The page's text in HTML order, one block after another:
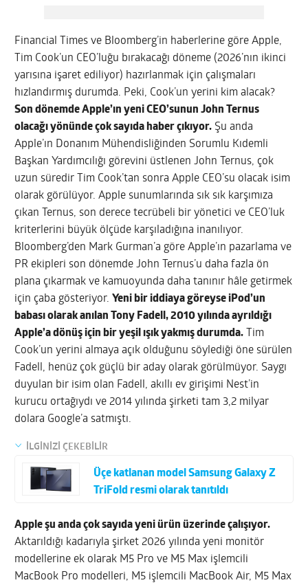
Financial Times ve Bloomberg’in haberlerine göre Apple,
Tim Cook’un CEO’luğu bırakacağı döneme (2026’nın ikinci
yarısına işaret ediliyor) hazırlanmak için çalışmaları
hızlandırmış durumda. Peki, Cook’un yerini kim alacak?
Son dönemde Apple’ın yeni CEO’sunun John Ternus
olacağı yönünde çok sayıda haber çıkıyor. Şu anda
Apple’ın Donanım Mühendisliğinden Sorumlu Kıdemli
Başkan Yardımcılığı görevini üstlenen John Ternus, çok
uzun süredir Tim Cook’tan sonra Apple CEO’su olacak isim
olarak görülüyor. Apple sunumlarında sık sık karşımıza
çıkan Ternus, son derece tecrübeli bir yönetici ve CEO’luk
kriterlerini büyük ölçüde karşıladığına inanılıyor.
Bloomberg’den Mark Gurman’a göre Apple’ın pazarlama ve
PR ekipleri son dönemde John Ternus’u daha fazla ön
plana çıkarmak ve kamuoyunda daha tanınır hâle getirmek
için çaba gösteriyor. Yeni bir iddiaya göreyse iPod’un
babası olarak anılan Tony Fadell, 2010 yılında ayrıldığı
Apple’a dönüş için bir yeşil ışık yakmış durumda. Tim
Cook’un yerini almaya açık olduğunu söylediği öne sürülen
Fadell, henüz çok güçlü bir aday olarak görülmüyor. Saygı
duyulan bir isim olan Fadell, akıllı ev girişimi Nest’in
kurucu ortağıydı ve 2014 yılında şirketi tam 3,2 milyar
dolara Google’a satmıştı.
İLGİNİZİ ÇEKEBİLİR
Üçe katlanan model Samsung Galaxy Z
TriFold resmi olarak tanıtıldı
Apple şu anda çok sayıda yeni ürün üzerinde çalışıyor.
Aktarıldığı kadarıyla şirket 2026 yılında yeni monitör
modellerine ek olarak M5 Pro ve M5 Max işlemcili
MacBook Pro modelleri, M5 işlemcili MacBook Air, M5 Max